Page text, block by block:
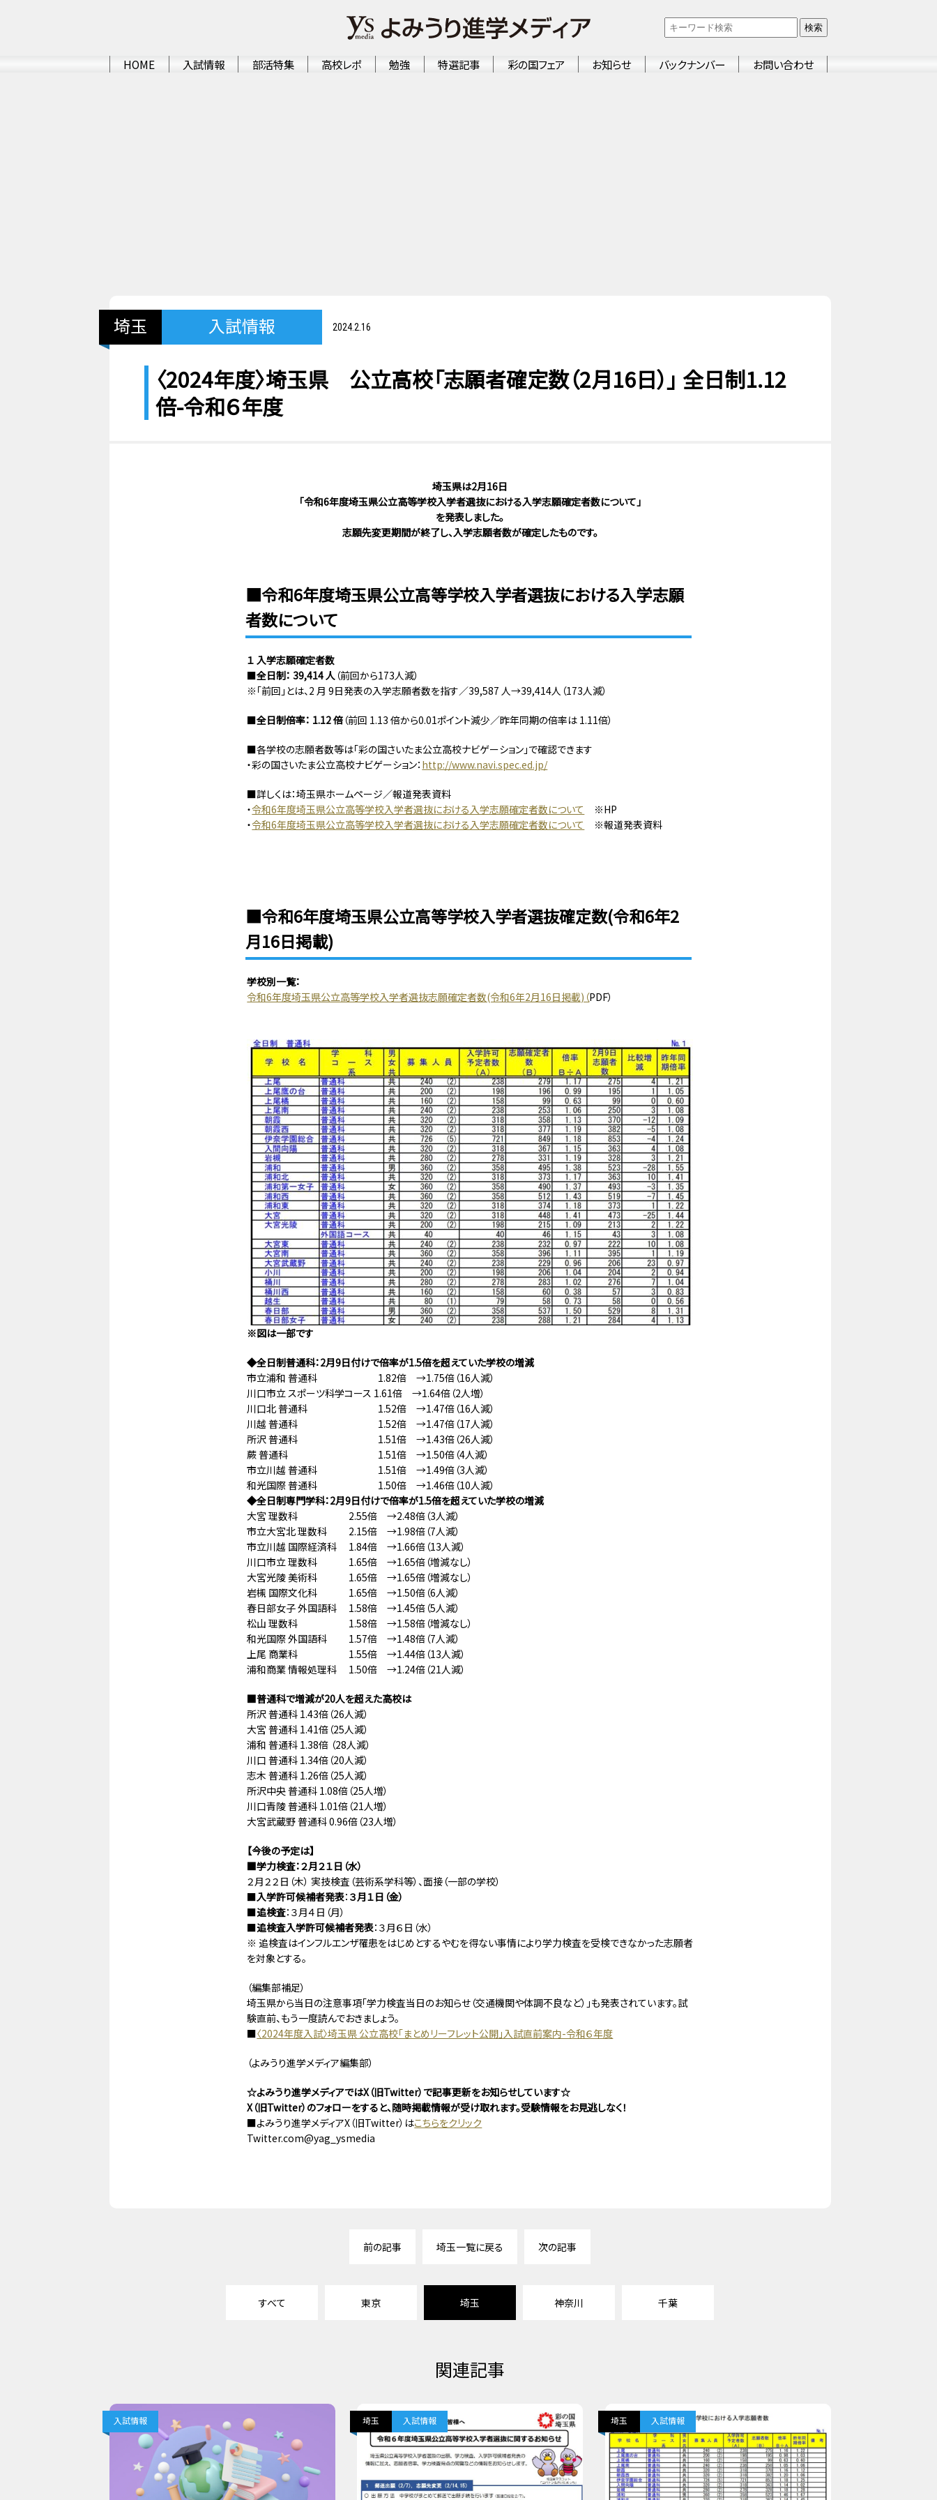
検索
HOME 入試情報 部活特集 高校レポ 勉強 特選記事 彩の国フェア お知らせ バックナンバー お問い合わせ
埼玉 入試情報 2024.2.16
〈2024年度〉埼玉県 公立高校「志願者確定数（2月16日）」 全日制1.12
倍-令和６年度
埼玉県は2月16日
「令和6年度埼玉県公立高等学校入学者選抜における入学志願確定者数について」
を発表しました。
志願先変更期間が終了し、入学志願者数が確定したものです。
■令和6年度埼玉県公立高等学校入学者選抜における入学志願
者数について
１ 入学志願確定者数
■全日制： 39,414 人 （前回から173人減）
※「前回」とは、2 月 9日発表の入学志願者数を指す／39,587 人→39,414人（173人減）
■全日制倍率： 1.12 倍 （前回 1.13 倍から0.01ポイント減少／昨年同期の倍率は 1.11倍）
■各学校の志願者数等は「彩の国さいたま公立高校ナビゲーション」で確認できます
・彩の国さいたま公立高校ナビゲーション： http://www.navi.spec.ed.jp/
■詳しくは：埼玉県ホームページ／報道発表資料
・令和6年度埼玉県公立高等学校入学者選抜における入学志願確定者数について
※HP
・令和6年度埼玉県公立高等学校入学者選抜における入学志願確定者数について ※報道発表資料
■令和6年度埼玉県公立高等学校入学者選抜確定数(令和6年2
月16日掲載)
学校別一覧：
令和6年度埼玉県公立高等学校入学者選抜志願確定者数(令和6年2月16日掲載)（PDF）
※図は一部です
◆全日制普通科：2月9日付けで倍率が1.5倍を超えていた学校の増減
市立浦和 普通科 1.82倍 →1.75倍（16人減）
川口市立 スポーツ科学コース 1.61倍 →1.64倍（2人増）
川口北 普通科 1.52倍 →1.47倍（16人減）
川越 普通科 1.52倍 →1.47倍（17人減）
所沢 普通科 1.51倍 →1.43倍（26人減）
蕨 普通科 1.51倍 →1.50倍（4人減）
市立川越 普通科 1.51倍 →1.49倍（3人減）
和光国際 普通科 1.50倍 →1.46倍（10人減）
◆全日制専門学科：2月9日付けで倍率が1.5倍を超えていた学校の増減
大宮 理数科 2.55倍 →2.48倍（3人減）
市立大宮北 理数科 2.15倍 →1.98倍（7人減）
市立川越 国際経済科 1.84倍 →1.66倍（13人減）
川口市立 理数科 1.65倍 →1.65倍（増減なし）
大宮光陵 美術科 1.65倍 →1.65倍（増減なし）
岩槻 国際文化科 1.65倍 →1.50倍（6人減）
春日部女子 外国語科 1.58倍 →1.45倍（5人減）
松山 理数科 1.58倍 →1.58倍（増減なし）
和光国際 外国語科 1.57倍 →1.48倍（7人減）
上尾 商業科 1.55倍 →1.44倍（13人減）
浦和商業 情報処理科 1.50倍 →1.24倍（21人減）
■普通科で増減が20人を超えた高校は
所沢 普通科 1.43倍（26人減）
大宮 普通科 1.41倍（25人減）
浦和 普通科 1.38倍 （28人減）
川口 普通科 1.34倍（20人減）
志木 普通科 1.26倍（25人減）
所沢中央 普通科 1.08倍（25人増）
川口青陵 普通科 1.01倍（21人増）
大宮武蔵野 普通科 0.96倍（23人増）
【今後の予定は】
■学力検査：２月２１日（水）
２月２２日（木） 実技検査（芸術系学科等）、面接（一部の学校）
■入学許可候補者発表： ３月１日（金）
■追検査：３月４日（月）
■追検査入学許可候補者発表：３月６日（水）
※ 追検査はインフルエンザ罹患をはじめとするやむを得ない事情により学力検査を受検できなかった志願者
を対象とする。
（編集部補足）
埼玉県から当日の注意事項「学力検査当日のお知らせ（交通機関や体調不良など）」も発表されています。試
験直前、もう一度読んでおきましょう。
■〈2024年度入試〉埼玉県 公立高校「まとめリーフレット公開」入試直前案内-令和６年度
（よみうり進学メディア編集部）
☆よみうり進学メディアではX（旧Twitter）で記事更新をお知らせしています☆
X（旧Twitter）のフォローをすると、随時掲載情報が受け取れます。受験情報をお見逃しなく！
■よみうり進学メディアX（旧Twitter）はこちらをクリック
Twitter.com@yag_ysmedia
前の記事 埼玉一覧に戻る 次の記事
すべて 東京 埼玉 神奈川 千葉
関連記事
入試情報 埼玉 入試情報 埼玉 入試情報